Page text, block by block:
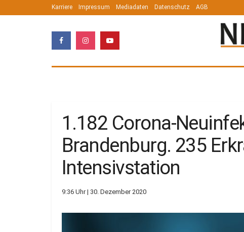
Karriere Impressum Mediadaten Datenschutz AGB
1.182 Corona-
Brandenburg. 235
Intensivstation
9:36 Uhr | 30. Dezember 2020